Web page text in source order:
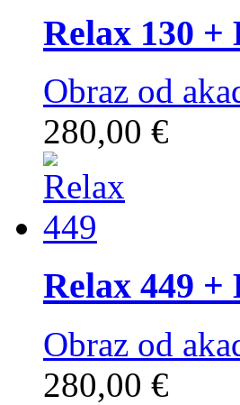
Relax 130 +
Obraz od
280,00 €
Relax 449 +
Obraz od
280,00 €